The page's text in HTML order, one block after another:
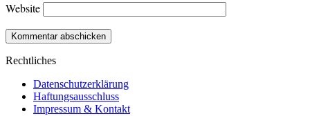
Website
Rechtliches
Datenschutzerklärung
Haftungsausschluss
Impressum & Kontakt